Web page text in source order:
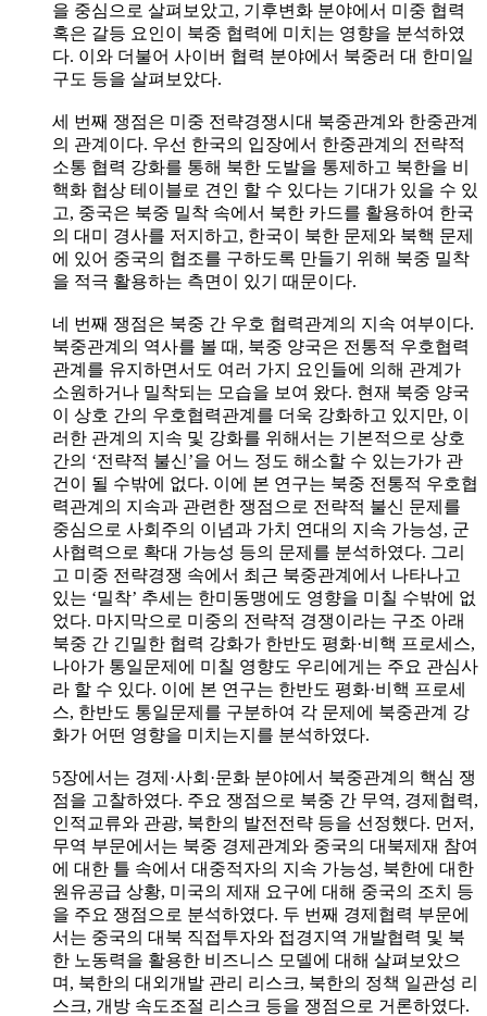
을 중심으로 살펴보았고, 기후변화 분야에서 미중 협력
혹은 갈등 요인이 북중 협력에 미치는 영향을 분석하였
다. 이와 더불어 사이버 협력 분야에서 북중러 대 한미일
구도 등을 살펴보았다.
세 번째 쟁점은 미중 전략경쟁시대 북중관계와 한중관계
의 관계이다. 우선 한국의 입장에서 한중관계의 전략적
소통 협력 강화를 통해 북한 도발을 통제하고 북한을 비
핵화 협상 테이블로 견인 할 수 있다는 기대가 있을 수 있
고, 중국은 북중 밀착 속에서 북한 카드를 활용하여 한국
의 대미 경사를 저지하고, 한국이 북한 문제와 북핵 문제
에 있어 중국의 협조를 구하도록 만들기 위해 북중 밀착
을 적극 활용하는 측면이 있기 때문이다.
네 번째 쟁점은 북중 간 우호 협력관계의 지속 여부이다.
북중관계의 역사를 볼 때, 북중 양국은 전통적 우호협력
관계를 유지하면서도 여러 가지 요인들에 의해 관계가
소원하거나 밀착되는 모습을 보여 왔다. 현재 북중 양국
이 상호 간의 우호협력관계를 더욱 강화하고 있지만, 이
러한 관계의 지속 및 강화를 위해서는 기본적으로 상호
간의 ‘전략적 불신’을 어느 정도 해소할 수 있는가가 관
건이 될 수밖에 없다. 이에 본 연구는 북중 전통적 우호협
력관계의 지속과 관련한 쟁점으로 전략적 불신 문제를
중심으로 사회주의 이념과 가치 연대의 지속 가능성, 군
사협력으로 확대 가능성 등의 문제를 분석하였다. 그리
고 미중 전략경쟁 속에서 최근 북중관계에서 나타나고
있는 ‘밀착’ 추세는 한미동맹에도 영향을 미칠 수밖에 없
었다. 마지막으로 미중의 전략적 경쟁이라는 구조 아래
북중 간 긴밀한 협력 강화가 한반도 평화·비핵 프로세스,
나아가 통일문제에 미칠 영향도 우리에게는 주요 관심사
라 할 수 있다. 이에 본 연구는 한반도 평화·비핵 프로세
스, 한반도 통일문제를 구분하여 각 문제에 북중관계 강
화가 어떤 영향을 미치는지를 분석하였다.
5장에서는 경제·사회·문화 분야에서 북중관계의 핵심 쟁
점을 고찰하였다. 주요 쟁점으로 북중 간 무역, 경제협력,
인적교류와 관광, 북한의 발전전략 등을 선정했다. 먼저,
무역 부문에서는 북중 경제관계와 중국의 대북제재 참여
에 대한 틀 속에서 대중적자의 지속 가능성, 북한에 대한
원유공급 상황, 미국의 제재 요구에 대해 중국의 조치 등
을 주요 쟁점으로 분석하였다. 두 번째 경제협력 부문에
서는 중국의 대북 직접투자와 접경지역 개발협력 및 북
한 노동력을 활용한 비즈니스 모델에 대해 살펴보았으
며, 북한의 대외개발 관리 리스크, 북한의 정책 일관성 리
스크, 개방 속도조절 리스크 등을 쟁점으로 거론하였다.